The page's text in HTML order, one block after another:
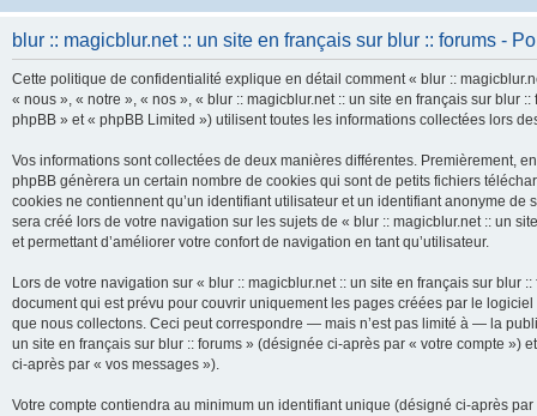
blur :: magicblur.net :: un site en français sur blur :: forums -
Cette politique de confidentialité explique en détail comment « blur ::
« nous », « notre », « nos », « blur :: magicblur.net :: un site en français sur blur
phpBB » et « phpBB Limited ») utilisent toutes les informations collectées lors
Vos informations sont collectées de deux manières différentes. Premièrement,
phpBB génèrera un certain nombre de cookies qui sont de petits fichiers
cookies ne contiennent qu’un identifiant utilisateur et un identifiant anonyme
sera créé lors de votre navigation sur les sujets de « blur :: magicblur.net :: un
et permettant d’améliorer votre confort de navigation en tant qu’utilisateur.
Lors de votre navigation sur « blur :: magicblur.net :: un site en français sur
document qui est prévu pour couvrir uniquement les pages créées par le
que nous collectons. Ceci peut correspondre — mais n’est pas limité à — la
un site en français sur blur :: forums » (désignée ci-après par « votre compte
ci-après par « vos messages »).
Votre compte contiendra au minimum un identifiant unique (désigné ci-après